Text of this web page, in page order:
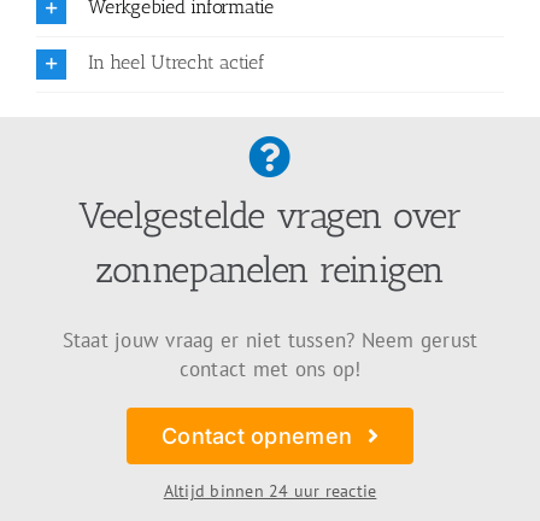
Werkgebied informatie
In heel Utrecht actief
Veelgestelde vragen over
zonnepanelen reinigen
Staat jouw vraag er niet tussen? Neem gerust
contact met ons op!
Contact opnemen
Altijd binnen 24 uur reactie